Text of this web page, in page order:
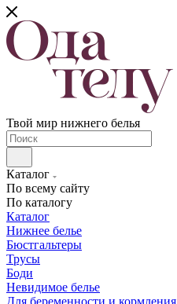
Твой мир нижнего белья
Каталог
По всему сайту
По каталогу
Каталог
Нижнее белье
Бюстгальтеры
Трусы
Боди
Невидимое белье
Для беременности и кормления